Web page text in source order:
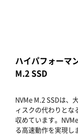
ハイパフォーマ
M.2 SSD
NVMe M.2 SSDは、
ィスクの代わりとな
収めています。
る高速動作を実現し